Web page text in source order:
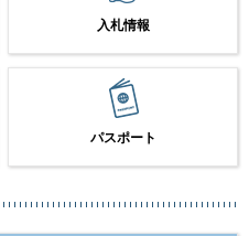
入札情報
パスポート